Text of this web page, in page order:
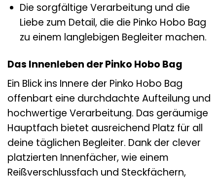
Die sorgfältige Verarbeitung und die
Liebe zum Detail, die die Pinko Hobo Bag
zu einem langlebigen Begleiter machen.
Das Innenleben der Pinko Hobo Bag
Ein Blick ins Innere der Pinko Hobo Bag
offenbart eine durchdachte Aufteilung und
hochwertige Verarbeitung. Das geräumige
Hauptfach bietet ausreichend Platz für all
deine täglichen Begleiter. Dank der clever
platzierten Innenfächer, wie einem
Reißverschlussfach und Steckfächern,